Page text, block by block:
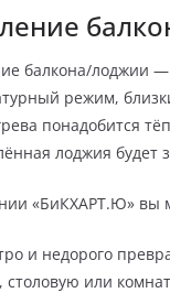
балкона/лоджии —
режим,
понадобится
лоджия будет
«БиКХАРТ.Ю» вы
и недорого
столовую или